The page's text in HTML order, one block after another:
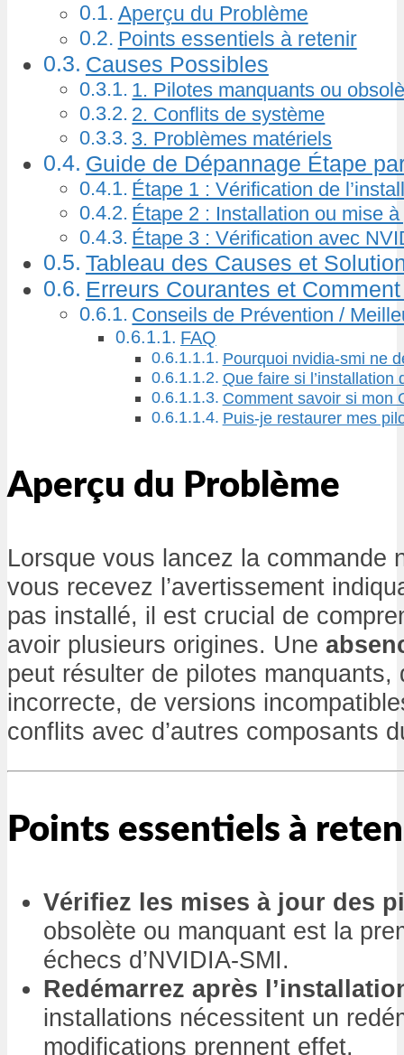
Aperçu du Problème
Points essentiels à retenir
Causes Possibles
1. Pilotes manquants ou
2. Conflits de système
3. Problèmes matériels
Guide de Dépannage Étape
Étape 1 : Vérification de
Étape 2 : Installation ou mise
Étape 3 : Vérification avec
Tableau des Causes et
Erreurs Courantes et
Conseils de Prévention /
FAQ
Pourquoi nvidia-smi ne
Que faire si l’installation
Comment savoir si mon
Puis-je restaurer mes
Aperçu du Problème
Lorsque vous lancez la commande
vous recevez l’avertissement
pas installé, il est crucial de
avoir plusieurs origines. Une
peut résulter de pilotes manquants,
incorrecte, de versions
conflits avec d’autres composants
Points essentiels à
Vérifiez les mises à jour des
obsolète ou manquant est la
échecs d’NVIDIA-SMI.
Redémarrez après
installations nécessitent un
modifications prennent effet.